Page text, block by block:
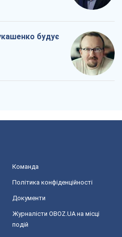
будує
Команда
Політика конфіденційності
Документи
Журналісти OBOZ.UA на місці
подій